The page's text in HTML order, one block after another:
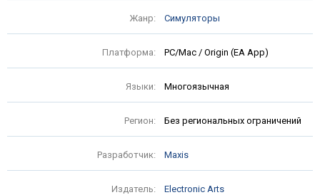
Жанр: Симуляторы
Платформа: PC/Mac / Origin (EA App)
Языки: Многоязычная
Регион: Без региональных ограничений
Разработчик: Maxis
Издатель: Electronic Arts